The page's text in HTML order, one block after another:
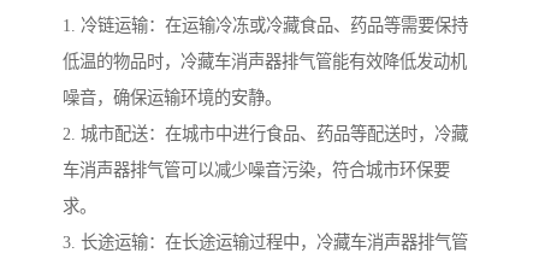
1. 冷链运输：在运输冷冻或冷藏食品、药品等需要保持
低温的物品时，冷藏车消声器排气管能有效降低发动机
噪音，确保运输环境的安静。
2. 城市配送：在城市中进行食品、药品等配送时，冷藏
车消声器排气管可以减少噪音污染，符合城市环保要
求。
3. 长途运输：在长途运输过程中，冷藏车消声器排气管